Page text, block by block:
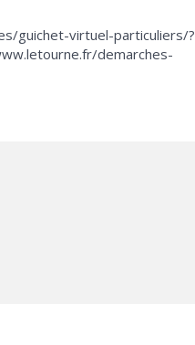
guichet-virtuel-particuliers/?
demarches-